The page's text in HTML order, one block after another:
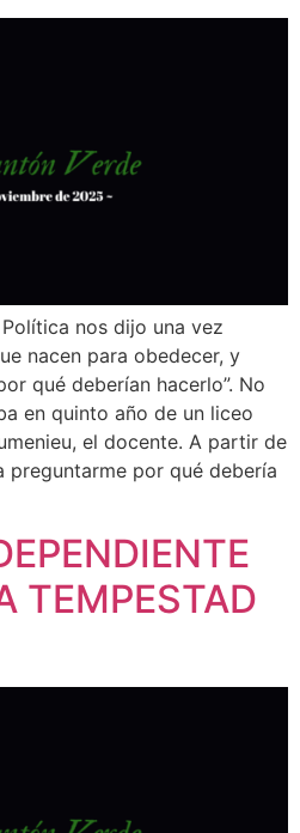
nos dijo una vez
nacen para obedecer, y
qué deberían hacerlo”. No
en quinto año de un liceo
el docente. A partir de
preguntarme por qué debería
TEMPESTAD